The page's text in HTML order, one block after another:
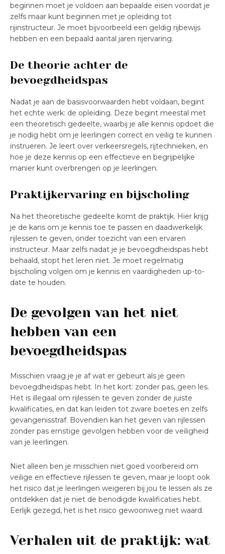
beginnen moet je voldoen aan bepaalde eisen voordat je
zelfs maar kunt beginnen met je opleiding tot
rijinstructeur. Je moet bijvoorbeeld een geldig rijbewijs
hebben en een bepaald aantal jaren rijervaring.
De theorie achter de
bevoegdheidspas
Nadat je aan de basisvoorwaarden hebt voldaan, begint
het echte werk: de opleiding. Deze begint meestal met
een theoretisch gedeelte, waarbij je alle kennis opdoet die
je nodig hebt om je leerlingen correct en veilig te kunnen
instrueren. Je leert over verkeersregels, rijtechnieken, en
hoe je deze kennis op een effectieve en begrijpelijke
manier kunt overbrengen op je leerlingen.
Praktijkervaring en bijscholing
Na het theoretische gedeelte komt de praktijk. Hier krijg
je de kans om je kennis toe te passen en daadwerkelijk
rijlessen te geven, onder toezicht van een ervaren
instructeur. Maar zelfs nadat je je bevoegdheidspas hebt
behaald, stopt het leren niet. Je moet regelmatig
bijscholing volgen om je kennis en vaardigheden up-to-
date te houden.
De gevolgen van het niet
hebben van een
bevoegdheidspas
Misschien vraag je je af wat er gebeurt als je geen
bevoegdheidspas hebt. In het kort: zonder pas, geen les.
Het is illegaal om rijlessen te geven zonder de juiste
kwalificaties, en dat kan leiden tot zware boetes en zelfs
gevangenisstraf. Bovendien kan het geven van rijlessen
zonder pas ernstige gevolgen hebben voor de veiligheid
van je leerlingen.
Niet alleen ben je misschien niet goed voorbereid om
veilige en effectieve rijlessen te geven, maar je loopt ook
het risico dat je leerlingen weigeren bij jou te lessen als ze
ontdekken dat je niet de benodigde kwalificaties hebt.
Eerlijk gezegd, het is het risico gewoonweg niet waard.
Verhalen uit de praktijk: wat